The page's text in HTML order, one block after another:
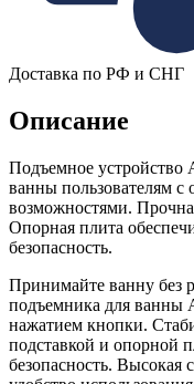
Доставка по РФ и СНГ
Описание
Подъемное устройство
ванны пользователям
возможностями.
Опорная плита
безопасность.
Принимайте ванну без
подъемника для ванны
нажатием кнопки.
подставкой и опорной
безопасность. Высокая